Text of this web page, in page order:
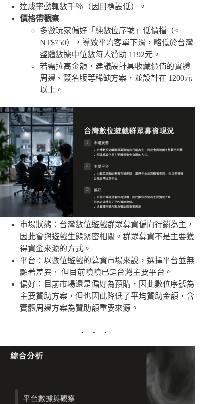
達成率動輒數千％（因目標設低）。
價格帶觀察
多數玩家偏好「純數位序號」低價檔（≤
NT$750），導致平均客單下滑，略低於台灣
整體數據中位數每人贊助 1192元。
若需拉高金額，建議設計具收藏價值的實體
周邊、簽名版等稀缺方案，並設計在 1200元
以上。
市場狀態：台灣數位遊戲群眾募資偏向行銷為主，
因此會與遊戲生態緊密相關。群眾募資不是主要獲
得資金來源的方式。
平台：以數位遊戲的募資市場來說，選擇平台並無
顯著差異， 但目前嘖嘖已是台灣主要平台。
偏好：目前市場還是偏好為預購，因此數位序號為
主要贊助方案，但也因此降低了平均贊助金額，含
實體周邊方案為贊助額重要來源。